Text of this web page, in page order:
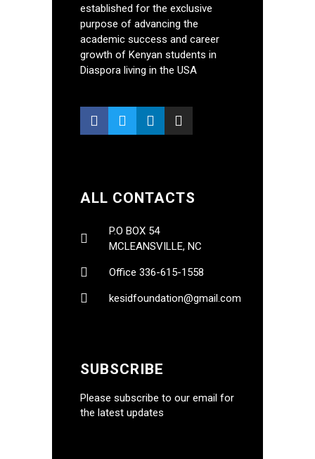
established for the exclusive
purpose of advancing the
academic success and career
growth of Kenyan students in
Diaspora living in the USA
ALL CONTACTS
P.O BOX 54
MCLEANSVILLE, NC
Office 336-615-1558
kesidfoundation@gmail.com
SUBSCRIBE
Please subscribe to our email for
the latest updates